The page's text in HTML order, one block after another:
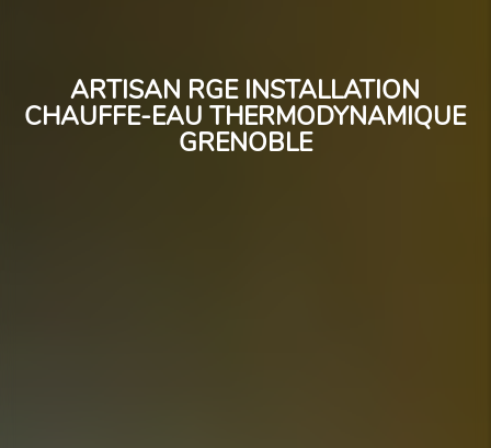
ARTISAN RGE INSTALLATION
CHAUFFE-EAU THERMODYNAMIQUE
GRENOBLE